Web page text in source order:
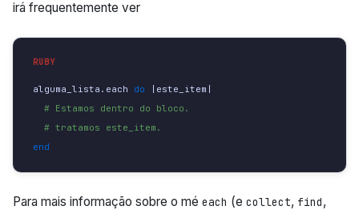
irá frequentemente ver
alguma_lista . each do | este_item |
# Estamos dentro do bloco.
# tratamos este_item.
end
Para mais informação sobre o mé each (e collect, find,